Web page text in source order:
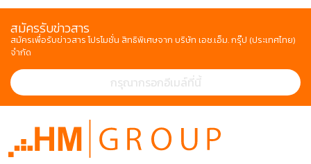
สมัครรับข่าวสาร
สมัครเพื่อรับข่าวสาร โปรโมชั่น สิทธิพิเศษจาก บริษัท เอช.เอ็ม. กรุ๊ป (ประเทศไทย)
จำกัด